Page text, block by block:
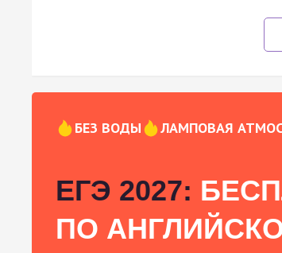
БЕЗ ВОДЫ ЛАМПОВАЯ
ЕГЭ 2027:
ПО